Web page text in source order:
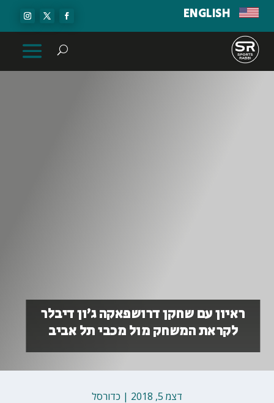
ENGLISH
ראיון עם שחקן דרושפאקה ג׳ון דיבלר
לקראת המשחק מול מכבי תל אביב
דצמ 5, 2018 | כדורסל